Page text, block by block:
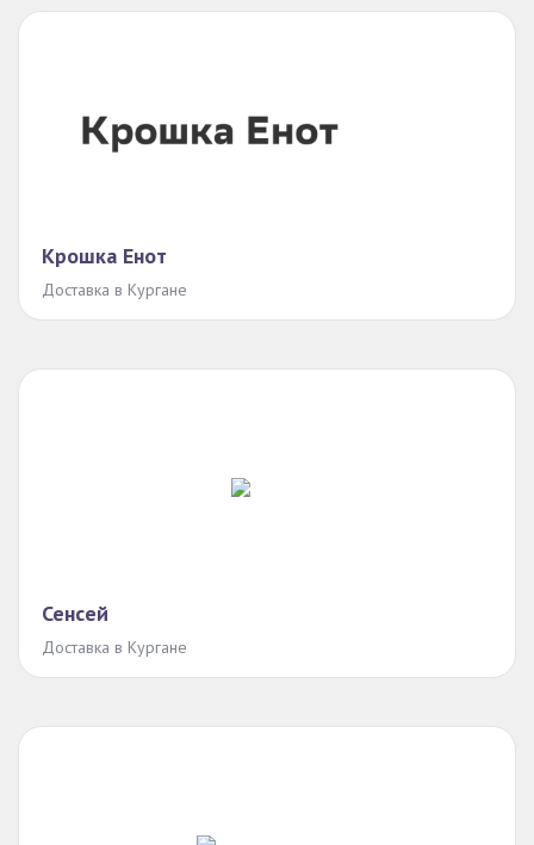
Крошка Енот
Доставка в Кургане
Сенсей
Доставка в Кургане